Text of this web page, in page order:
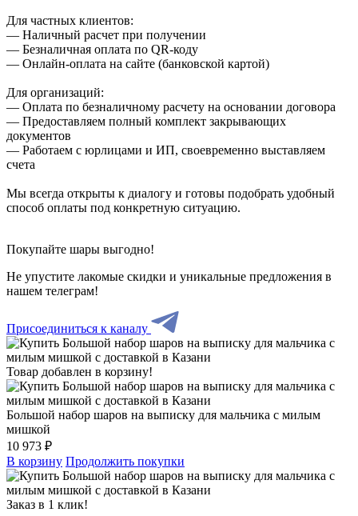
Для частных клиентов:
— Наличный расчет при получении
— Безналичная оплата по QR-коду
— Онлайн-оплата на сайте (банковской картой)
Для организаций:
— Оплата по безналичному расчету на основании договора
— Предоставляем полный комплект закрывающих
документов
— Работаем с юрлицами и ИП, своевременно выставляем
счета
Мы всегда открыты к диалогу и готовы подобрать удобный
способ оплаты под конкретную ситуацию.
Покупайте шары выгодно!
Не упустите лакомые скидки и уникальные предложения в
нашем телеграм!
Присоединиться к каналу
Товар добавлен в корзину!
Большой набор шаров на выписку для мальчика с милым
мишкой
10 973 ₽
В корзину Продолжить покупки
Заказ в 1 клик!